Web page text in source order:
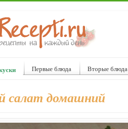
Первые блюда Вторые блюда
салат домашний